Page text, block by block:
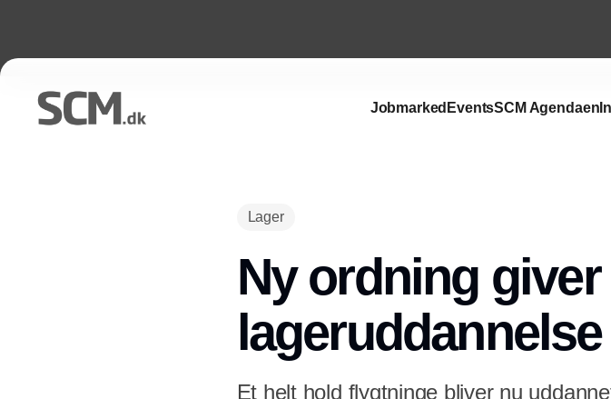
Jobmarked EventsSCM Agendaen
Lager
Ny ordning
lageruddannelse
Et helt hold flygtninge bliver nu